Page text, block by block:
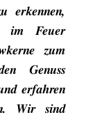
erkennen,
im Feuer
zum
Genuss
erfahren
Wir sind